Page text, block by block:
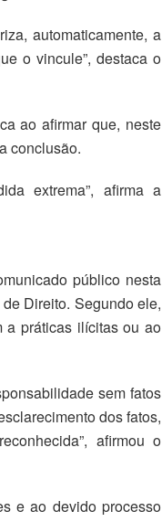
automaticamente, a
o vincule”, destaca o
ao afirmar que, neste
conclusão.
extrema”, afirma a
público nesta
Direito. Segundo ele,
a práticas ilícitas ou ao
sem fatos
dos fatos,
afirmou o
e ao devido processo